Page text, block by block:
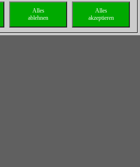
Alles
akzeptieren
Alles
ablehnen